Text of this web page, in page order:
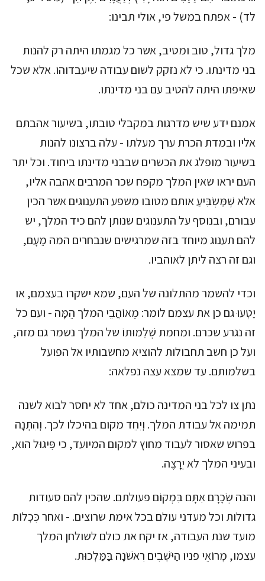
לד) - אפתח במשל פי, אולי תבינו:
מלך גדול, טוב ומטיב, אשר כל מגמתו היתה רק להנות
בני מדינתו. כי לא נזקק לשום עבודה שיעבדוהו. אלא שכל
שאיפתו היתה להטיב עם בני מדינתו.
אמנם ידע שיש מדרגות במקבלי טובתו, בשיעור אהבתם
אליו ובמדת הכרת ערך מעלתו - עלה ברצונו להנות
בשיעור מופלג את הכשרים שבבני מדינתו ביחוד. וכל יתר
העם יראו שאין המלך מקפח שכר המרבים אהבה אליו,
אלא שֶׁמַּשְׂבִּיעַ אותם מטובו משפע התענוגים אשר הכין
עבורם, ובנוסף על התענוגים שנותן להם כיד המלך, יש
להם תענוג מיוחד בזה שמרגישים שנבחרים המה מֵעָם,
וגם זה רצה ליתן לאוהביו.
וכדי להשמר מהתלונה של העם, שמא ישקרו בעצמם, או
יַטְעוּ גם כן את עצמם לומר: מֵאוֹהֲבֵי המלך הֵמָּה - ועם כל
זה נגרע שכרם. ומחמת שְׁלֵמוּתוֹ של המלך נשמר גם מזה,
ועל כן חשב תחבולות להוציא מחשבותיו אל הפועל
בשלמותם. עד שמצא עצה נפלאה:
נתן צו לכל בני המדינה כולם, אחד לא יחסר לבוא לשנה
תמימה אל עבודת המלך. וְיִחֵד מקום בהיכלו לכך. וְהִתְנָה
בפרוש שאסור לעבוד מחוץ למקום המיועד, כי פִּיגוּל הוא,
ובעיני המלך לא יֵרָצֶה.
והנה שְׂכָרָם אִתָּם בִּמְקוֹם פעולתם. שהכין להם סעודות
גדולות וכל מעדני עולם בכל אימת שרוצים. - ואחר כִּכְלוֹת
מועד שנת העבודה, אז יקח את כולם לשולחן המלך
עצמו, מְרוֹאֵי פניו הַיֹּשְׁבִים רִאשֹׁנָה בַּמַּלְכוּת.